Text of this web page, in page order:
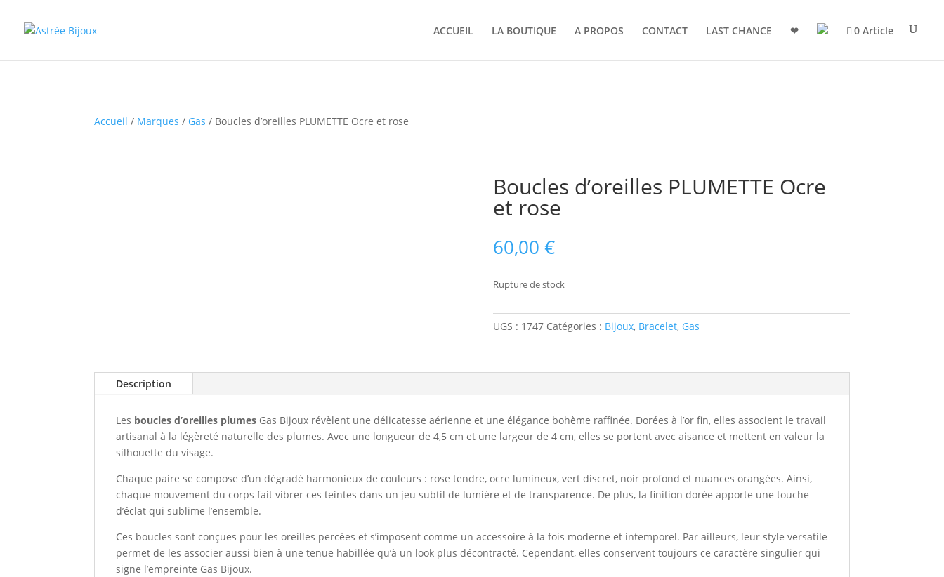
ACCUEIL LA BOUTIQUE A PROPOS CONTACT LAST CHANCE ❤ 0 Article
Accueil / Marques / Gas / Boucles d’oreilles PLUMETTE Ocre et rose
Boucles d’oreilles PLUMETTE Ocre
et rose
60,00 €
Rupture de stock
UGS : 1747 Catégories : Bijoux, Bracelet, Gas
Description
Les boucles d’oreilles plumes Gas Bijoux révèlent une délicatesse aérienne et une élégance bohème raffinée. Dorées à l’or fin, elles associent le travail
artisanal à la légèreté naturelle des plumes. Avec une longueur de 4,5 cm et une largeur de 4 cm, elles se portent avec aisance et mettent en valeur la
silhouette du visage.
Chaque paire se compose d’un dégradé harmonieux de couleurs : rose tendre, ocre lumineux, vert discret, noir profond et nuances orangées. Ainsi,
chaque mouvement du corps fait vibrer ces teintes dans un jeu subtil de lumière et de transparence. De plus, la finition dorée apporte une touche
d’éclat qui sublime l’ensemble.
Ces boucles sont conçues pour les oreilles percées et s’imposent comme un accessoire à la fois moderne et intemporel. Par ailleurs, leur style versatile
permet de les associer aussi bien à une tenue habillée qu’à un look plus décontracté. Cependant, elles conservent toujours ce caractère singulier qui
signe l’empreinte Gas Bijoux.